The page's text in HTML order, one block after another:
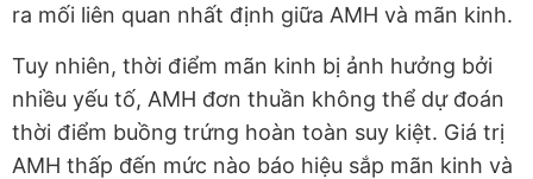
ra mối liên quan nhất định giữa AMH và mãn kinh.
Tuy nhiên, thời điểm mãn kinh bị ảnh hưởng bởi
nhiều yếu tố, AMH đơn thuần không thể dự đoán
thời điểm buồng trứng hoàn toàn suy kiệt. Giá trị
AMH thấp đến mức nào báo hiệu sắp mãn kinh và